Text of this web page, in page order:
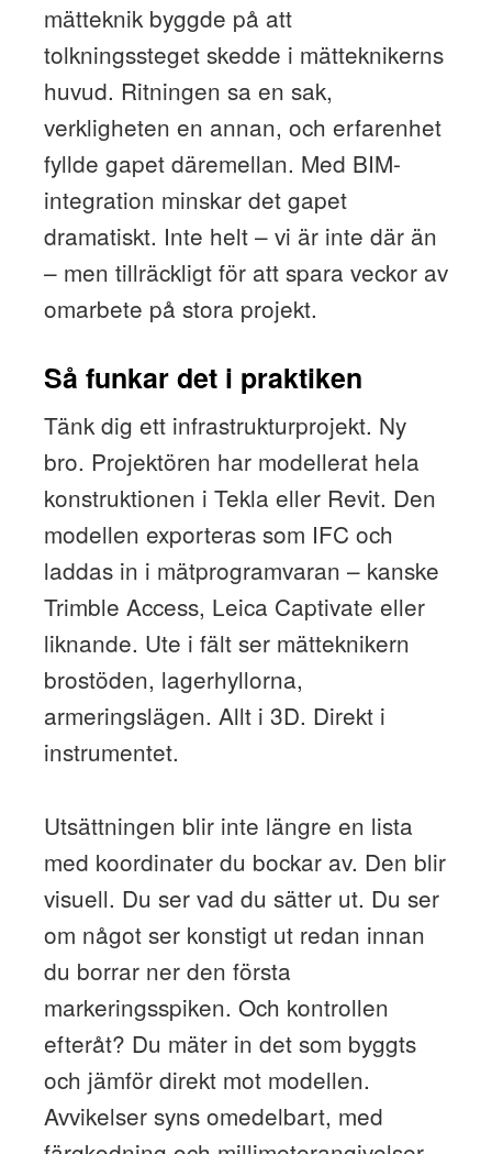
mätteknik byggde på att
tolkningssteget skedde i mätteknikerns
huvud. Ritningen sa en sak,
verkligheten en annan, och erfarenhet
fyllde gapet däremellan. Med BIM-
integration minskar det gapet
dramatiskt. Inte helt – vi är inte där än
– men tillräckligt för att spara veckor av
omarbete på stora projekt.
Så funkar det i praktiken
Tänk dig ett infrastrukturprojekt. Ny
bro. Projektören har modellerat hela
konstruktionen i Tekla eller Revit. Den
modellen exporteras som IFC och
laddas in i mätprogramvaran – kanske
Trimble Access, Leica Captivate eller
liknande. Ute i fält ser mätteknikern
brostöden, lagerhyllorna,
armeringslägen. Allt i 3D. Direkt i
instrumentet.
Utsättningen blir inte längre en lista
med koordinater du bockar av. Den blir
visuell. Du ser vad du sätter ut. Du ser
om något ser konstigt ut redan innan
du borrar ner den första
markeringsspiken. Och kontrollen
efteråt? Du mäter in det som byggts
och jämför direkt mot modellen.
Avvikelser syns omedelbart, med